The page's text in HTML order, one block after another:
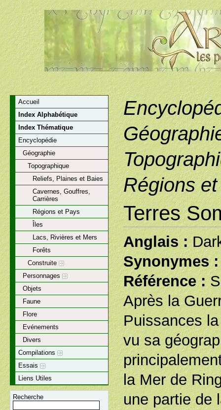
Accueil
Index Alphabétique
Index Thématique
Encyclopédie
Géographie
Topographique
Reliefs, Plaines et Baies
Cavernes, Gouffres,
Carrières
Régions et Pays
Îles
Lacs, Rivières et Mers
Forêts
Construite
Personnages
Objets
Faune
Flore
Evénements
Divers
Compilations
Essais
Liens Utiles
Recherche
Régions
Terres
Anglais :
Synonymes :
Référence :
Après la
Puissances
vu sa
la Mer de
une partie de